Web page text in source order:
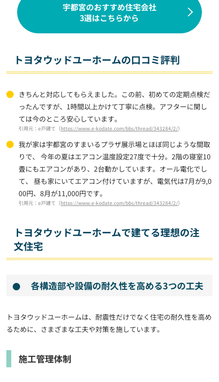
宇都宮のおすすめ住宅会社
3選はこちらから
トヨタウッドユーホームの口コミ評判
きちんと対応してもらえました。この前、初めての定期点検だ
ったんですが、1時間以上かけて丁寧に点検。アフターに関し
ては今のところ安心しています。
引用元：e戸建て（https://www.e-kodate.com/bbs/thread/343284/2/）
我が家は宇都宮のすまいるプラザ展示場とほぼ同じような間取
りで、 今年の夏はエアコン温度設定27度で十分。2階の寝室10
畳にもエアコンがあり、2台動かしています。オール電化でし
て、 昼も家にいてエアコン付けていますが、電気代は7月が9,0
00円、8月が11,000円です。
引用元：e戸建て（https://www.e-kodate.com/bbs/thread/343284/2/）
トヨタウッドユーホームで建てる理想の注
文住宅
各構造部や設備の耐久性を高める3つの工夫
トヨタウッドユーホームは、耐震性だけでなく住宅の耐久性を高め
るために、さまざまな工夫や対策を施しています。
施工管理体制